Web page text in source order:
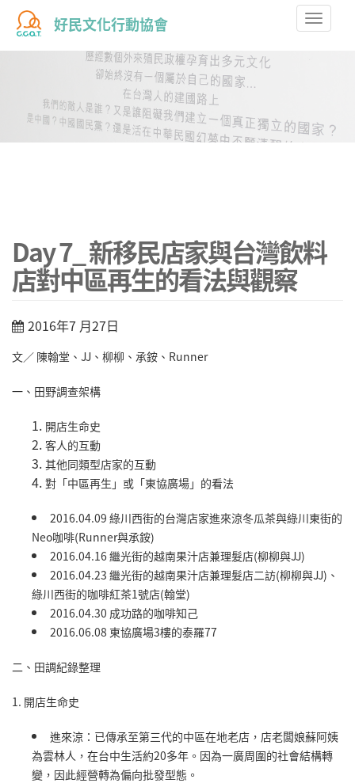
好民文化行動協會
Toggle
Day 7_ 新移民店家與台灣飲料
店對中區再生的看法與觀察
2016年7 月27日
文／ 陳翰堂、JJ、柳柳、承銨、Runner
一、田野調查架構
開店生命史
客人的互動
其他同類型店家的互動
對「中區再生」或「東協廣場」的看法
2016.04.09 綠川西街的台灣店家進來涼冬瓜茶與綠川東街的
Neo咖啡(Runner與承銨)
2016.04.16 繼光街的越南果汁店兼理髮店(柳柳與JJ)
2016.04.23 繼光街的越南果汁店兼理髮店二訪(柳柳與JJ)、
綠川西街的咖啡紅茶1號店(翰堂)
2016.04.30 成功路的咖啡知己
2016.06.08 東協廣場3樓的泰羅77
二、田調紀錄整理
1. 開店生命史
進來涼：已傳承至第三代的中區在地老店，店老闆娘蘇阿姨
為雲林人，在台中生活約20多年。因為一廣周圍的社會結構轉
變，因此經營轉為偏向批發型態。